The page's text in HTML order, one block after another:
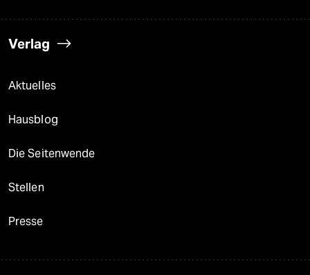
Verlag
Aktuelles
Hausblog
Die Seitenwende
Stellen
Presse